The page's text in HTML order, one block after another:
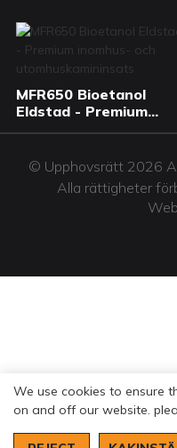
MFR650 Bioetanol
Eldstad - Premium
© Upphovsrätt 2026
Alla rättigheter
We use cookies to ensure
on and off our website.